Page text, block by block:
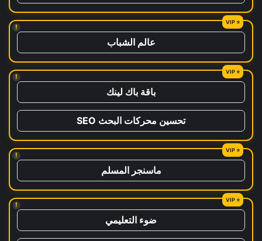
!
عالم الشباب
!
باقة باك لينك
تحسين محركات البحث SEO
!
ماسنجر المسلم
!
ضوء التعليمي